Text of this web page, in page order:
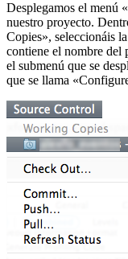
Desplegamos el menú
nuestro proyecto.
Copies», seleccionáis
contiene el nombre del
el submenú que se
que se llama